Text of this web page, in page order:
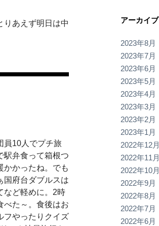
りあえず明日は中
員10人でプチ旅
駅弁食って箱根つ
かかったね。でも
国府台ダブルスは
など軽めに。2時
べた～。食後はお
フやったりクイズ
アーカイブ
2023年8月
2023年7月
2023年6月
2023年5月
2023年4月
2023年3月
2023年2月
2023年1月
2022年12月
2022年11月
2022年10月
2022年9月
2022年8月
2022年7月
2022年6月